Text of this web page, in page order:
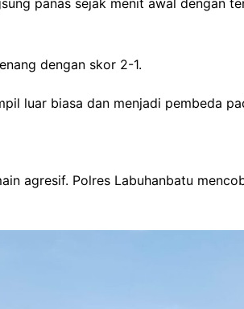
dengan skor 2-1.
luar biasa dan menjadi pembeda
agresif. Polres Labuhanbatu